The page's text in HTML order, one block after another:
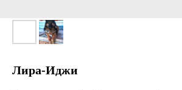
Лира-Иджи